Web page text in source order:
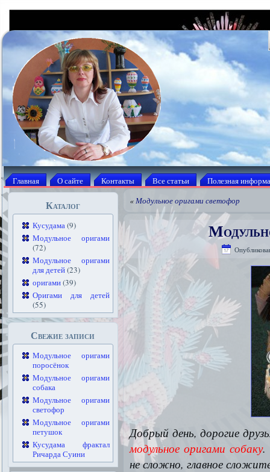
Главная О сайте Контакты Все статьи Полезная
Каталог
Кусудама(9)
Модульное оригами
(72)
Модульное оригами
для детей(23)
оригами(39)
Оригами для детей
(55)
Свежие записи
Модульное оригами
поросёнок
Модульное оригами
собака
Модульное оригами
светофор
Модульное оригами
петушок
Кусудама фрактал
Ричарда Суини
«Модульное оригами светофор
Добрый день, дорогие
модульное оригами собаку.
не сложно, главное